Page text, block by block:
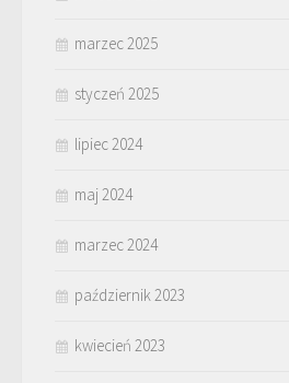
marzec 2025
styczeń 2025
lipiec 2024
maj 2024
marzec 2024
październik 2023
kwiecień 2023